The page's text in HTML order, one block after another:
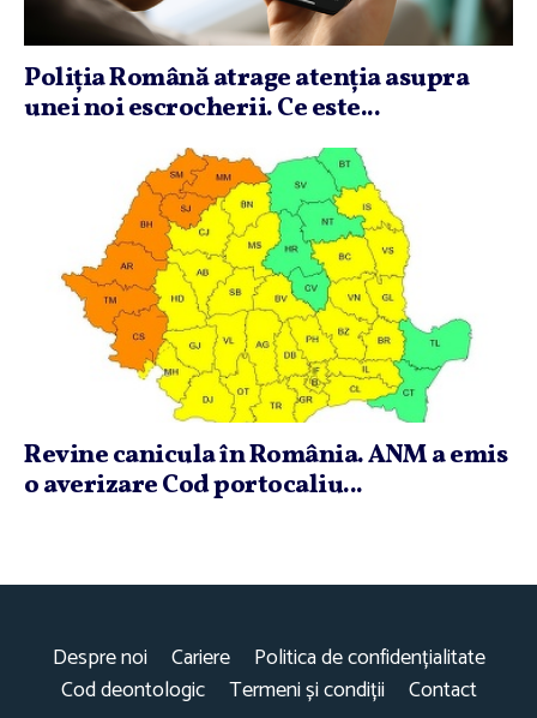
Poliţia Română atrage atenţia asupra
unei noi escrocherii. Ce este...
Revine canicula în România. ANM a emis
o averizare Cod portocaliu...
Despre noi Cariere
Politica de confidențialitate
Cod deontologic
Termeni și condiții Contact